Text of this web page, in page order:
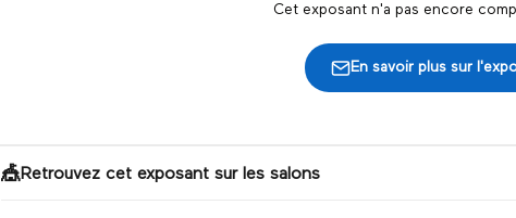
Cet exposant n'a pas encore
En savoir plus sur
🎪Retrouvez cet exposant sur les salons